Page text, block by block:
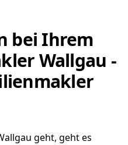
bei Ihrem
Wallgau -
geht, geht es